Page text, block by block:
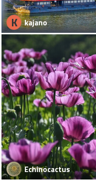
K kajano
Echinocactus